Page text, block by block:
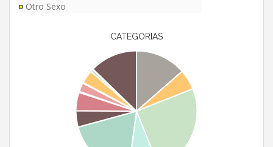
Otro Sexo
CATEGORIAS